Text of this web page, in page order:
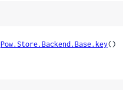
Pow.Store.Backend.Base.key()